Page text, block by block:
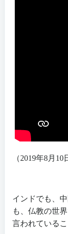
（2019年8月
インドでも、
も、仏教の世
言われている